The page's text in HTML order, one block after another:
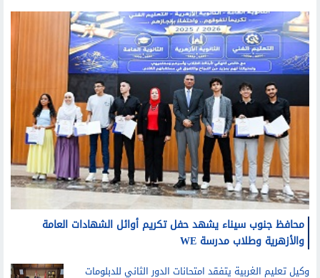
محافظ جنوب سيناء يشهد حفل تكريم أوائل الشهادات العامة
والأزهرية وطلاب مدرسة WE
وكيل تعليم الغربية يتفقد امتحانات الدور الثاني للدبلومات